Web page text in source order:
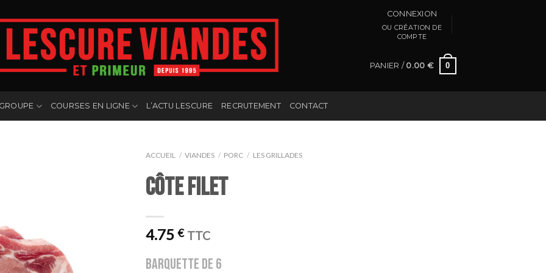
CONNEXION
PANIER / 0.00 € 0
COURSES EN LIGNE L’ACTU LESCURE RECRUTEMENT CONTACT
ACCUEIL / VIANDES / PORC / LES GRILLADES
Côte filet
4.75 € TTC
barquette de 6